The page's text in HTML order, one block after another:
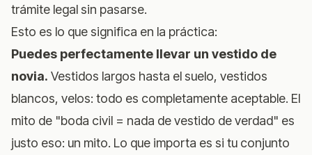
trámite legal sin pasarse.
Esto es lo que significa en la práctica:
Puedes perfectamente llevar un vestido de
novia. Vestidos largos hasta el suelo, vestidos
blancos, velos: todo es completamente aceptable. El
mito de "boda civil = nada de vestido de verdad" es
justo eso: un mito. Lo que importa es si tu conjunto